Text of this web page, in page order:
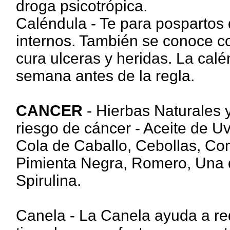
droga psicotrópica.
Caléndula - Te para
internos. También se conoce
cura ulceras y heridas. La
semana antes de la regla.
CANCER - Hierbas Naturales
riesgo de cáncer - Aceite de
Cola de Caballo, Cebollas,
Pimienta Negra, Romero,
Spirulina.
Canela - La Canela ayuda a